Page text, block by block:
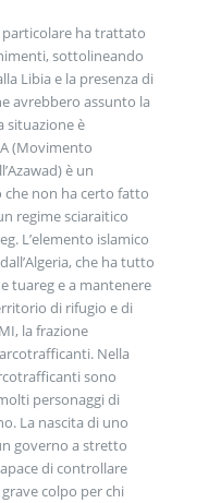
particolare ha trattato
sottolineando
Libia e la presenza di
avrebbero assunto la
situazione è
(Movimento
è un
non ha certo fatto
regime sciaraitico
L’elemento islamico
che ha tutto
tuareg e a mantenere
di rifugio e di
la frazione
Nella
sono
personaggi di
La nascita di uno
governo a stretto
di controllare
colpo per chi